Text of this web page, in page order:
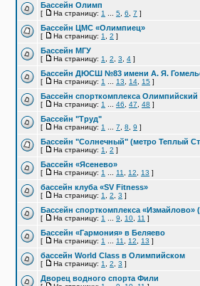
Бассейн Олимп
[ На страницу: 1 5 6 7 ]
Бассейн ЦМС «Олимпиец»
[ На страницу: 1 2 ]
Бассейн МГУ
[ На страницу: 1 2 3 4 ]
Бассейн ДЮСШ №83 имени А. Я.
[ На страницу: 1 13 14 15 ]
Бассейн спорткомплекса Олимпийский
[ На страницу: 1 46 47 48 ]
Бассейн "Труд"
[ На страницу: 1 7 8 9 ]
Бассейн "Солнечный" (метро Теплый
[ На страницу: 1 2 ]
Бассейн «Ясенево»
[ На страницу: 1 11 12 13 ]
бассейн клуба «SV Fitness»
[ На страницу: 1 2 3 ]
Бассейн спорткомплекса
[ На страницу: 1 9 10 11 ]
Бассейн «Гармония» в Беляево
[ На страницу: 1 11 12 13 ]
бассейн World Class в Олимпийском
[ На страницу: 1 2 3 ]
Дворец водного спорта Фили